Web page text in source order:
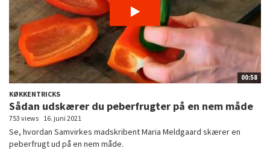
00:58
KØKKENTRICKS
Sådan udskærer du peberfrugter på en nem måde
753 views 16. juni 2021
Se, hvordan Samvirkes madskribent Maria Meldgaard skærer en
peberfrugt ud på en nem måde.